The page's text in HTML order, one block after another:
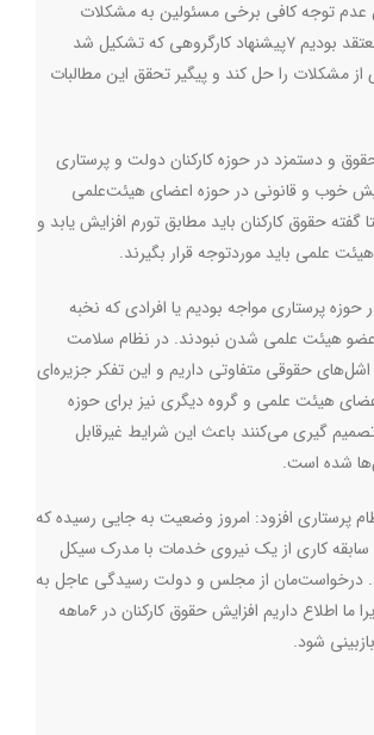
عدم توجه کافی برخی مسئولین به مشکلات
پرستاری است. ما معتقد بودیم ۷پیشنهاد کارگروهی که تشکیل شد
مشکلات را حل کند و پیگیر تحقق این مطالبات
و دستمزد در حوزه کارکنان دولت و پرستاری
خوب و قانونی در حوزه اعضای هیئت‌علمی
گفته حقوق کارکنان باید مطابق تورم افزایش یابد و
علمی باید موردتوجه قرار بگیرند.
حوزه پرستاری مواجه بودیم یا افرادی که نخبه
عضو هیئت علمی شدن نبودند. در نظام سلامت
حقوقی متفاوتی داریم و این تفکر جزیره‌ای
هیئت علمی و گروه دیگری نیز برای حوزه
گیری می‌کنند باعث این شرایط غیرقابل
شده است‌.
پرستاری افزود: امروز وضعیت به جایی رسیده که
با ۱۰سال سابقه کاری از یک نیروی خدمات با مدرک سیکل
درخواست‌مان از مجلس و دولت رسیدگی عاجل به
این مسئله است؛ زیرا ما اطلاع داریم افزایش حقوق کارکنان در ۶ماهه
شود.